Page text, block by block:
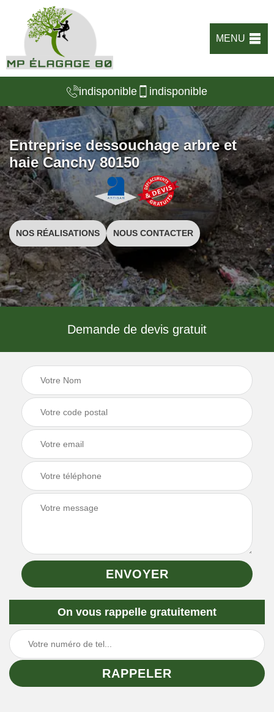
MENU
indisponible indisponible
Entreprise dessouchage arbre et
haie Canchy 80150
NOS RÉALISATIONS NOUS CONTACTER
Demande de devis gratuit
On vous rappelle gratuitement